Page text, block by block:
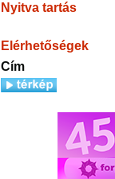
Nyitva tartás
Elérhetőségek
Cím